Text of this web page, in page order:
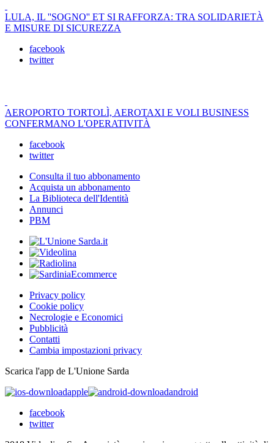
LULA, IL ''SOGNO'' ET SI RAFFORZA: TRA SOLIDARIETÀ
E MISURE DI SICUREZZA
facebook
twitter
AEROPORTO TORTOLÌ, AEROTAXI E VOLI BUSINESS
CONFERMANO L'OPERATIVITÀ
facebook
twitter
Consulta il tuo abbonamento
Acquista un abbonamento
La Biblioteca dell'Identità
Annunci
PBM
Privacy policy
Cookie policy
Necrologie e Economici
Pubblicità
Contatti
Cambia impostazioni privacy
Scarica l'app de L'Unione Sarda
apple
android
facebook
twitter